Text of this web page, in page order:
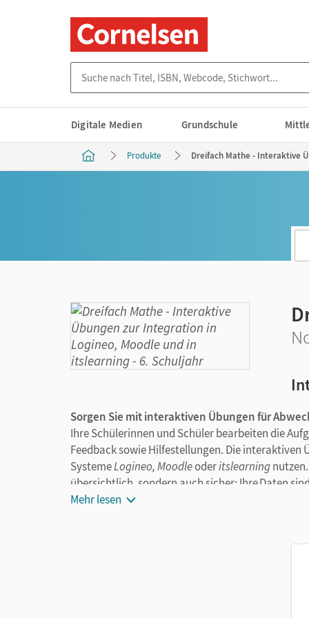
Digitale Medien Grundschule
Produkte Dreifach Mathe - Interaktive
Sorgen Sie mit interaktiven Übungen für
Ihre Schülerinnen und Schüler bearbeiten die
Feedback sowie Hilfestellungen. Die
SystemeLogineo, Moodleoderitslearning
übersichtlich, sondern auch sicher: Ihre Daten
nicht erhoben.
Ca. 200 Aufgabenpäckchen mit je 6
GeoGebra-Applets veranschaulichen
Schrittrechner: Bei den Algebra-Aufgaben
Mehr lesen